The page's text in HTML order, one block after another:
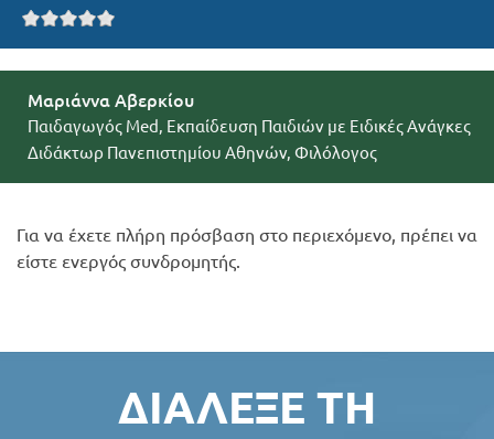
Μαριάννα Αβερκίου
Παιδαγωγός Med, Εκπαίδευση Παιδιών με Ειδικές Ανάγκες
Διδάκτωρ Πανεπιστημίου Αθηνών, Φιλόλογος
Για να έχετε πλήρη πρόσβαση στο περιεχόμενο, πρέπει να
είστε ενεργός συνδρομητής.
ΔΙΆΛΕΞΕ ΤΗ